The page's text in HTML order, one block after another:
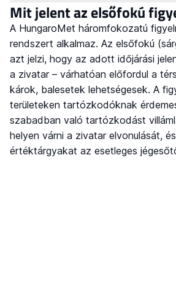
Mit jelent az elsőfokú
A HungaroMet háromfokozatú
rendszert alkalmaz. Az elsőfokú
azt jelzi, hogy az adott időjárási
a zivatar – várhatóan előfordul a
károk, balesetek lehetségesek. A
területeken tartózkodóknak
szabadban való tartózkodást
helyen várni a zivatar elvonulását,
értéktárgyakat az esetleges